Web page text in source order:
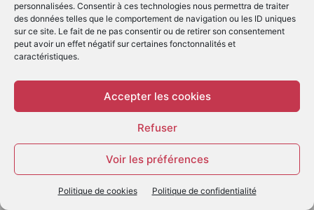
personnalisées. Consentir à ces technologies nous permettra de traiter
des données telles que le comportement de navigation ou les ID uniques
sur ce site. Le fait de ne pas consentir ou de retirer son consentement
peut avoir un effet négatif sur certaines fonctonnalités et
caractéristiques.
Accepter les cookies
Refuser
Voir les préférences
Politique de cookies Politique de confidentialité
© - Création : EIMAI